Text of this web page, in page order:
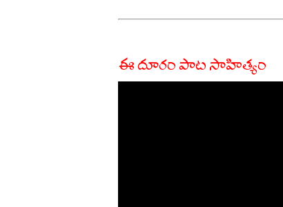
ఈ దూరం పాట సాహిత్యం